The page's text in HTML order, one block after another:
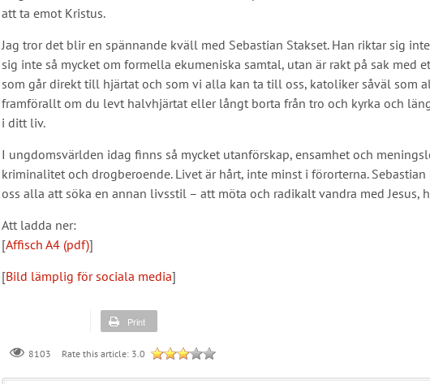
att ta emot Kristus.
Jag tror det blir en spännande kväll med Sebastian Stakset. Han riktar sig
sig inte så mycket om formella ekumeniska samtal, utan är rakt på sak med
som går direkt till hjärtat och som vi alla kan ta till oss, katoliker såväl som
framförallt om du levt halvhjärtat eller långt borta från tro och kyrka och
i ditt liv.
I ungdomsvärlden idag finns så mycket utanförskap, ensamhet och
kriminalitet och drogberoende. Livet är hårt, inte minst i förorterna.
oss alla att söka en annan livsstil – att möta och radikalt vandra med Jesus,
Att ladda ner:
[Affisch A4 (pdf)]
[Bild lämplig för sociala media]
Print
8103 Rate this article: 3.0